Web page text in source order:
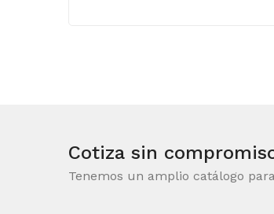
Cotiza sin
Tenemos un amplio catálogo